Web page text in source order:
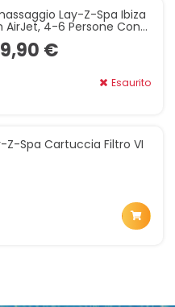
Lay-Z-Spa Ibiza
AirJet, 4-6 Persone Con
€
Esaurito
Z-Spa Cartuccia Filtro VI